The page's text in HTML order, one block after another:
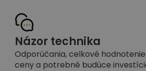
Názor technika
Odporúčania, celkové
ceny a potrebné budúce